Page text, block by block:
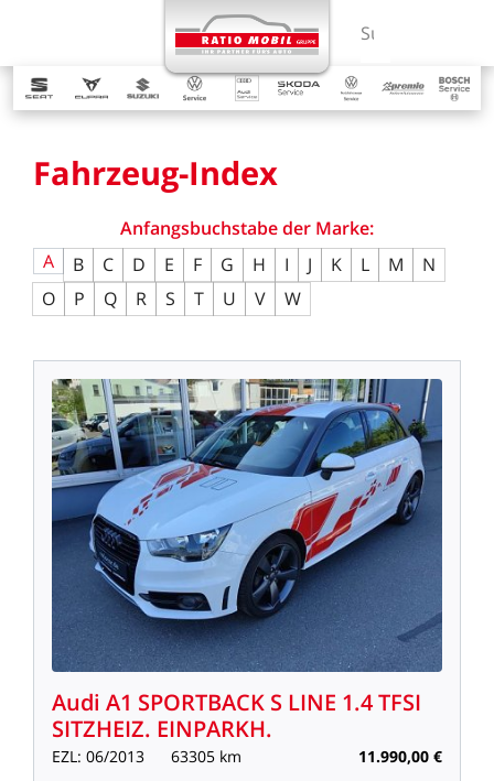
Suchbegriff
Fahrzeug-Index
Anfangsbuchstabeder Marke:
A
B C D E F G H I J K L M
N
O
P Q R S T U V W
Audi A1 SPORTBACK S LINE 1.4TFSI
SITZHEIZ. EINPARKH.
EZL: 06/2013 63305 km 11.990,00 €